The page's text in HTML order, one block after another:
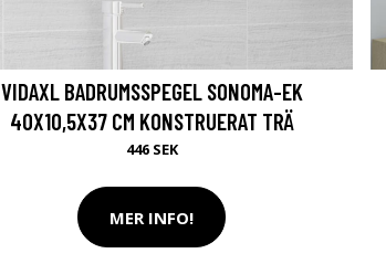
VIDAXL BADRUMSSPEGEL SONOMA-EK
40X10,5X37 CM KONSTRUERAT TRÄ
446 SEK
MER INFO!